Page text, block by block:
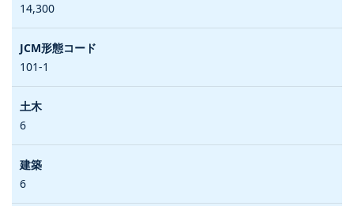
14,300
101-1
6
6